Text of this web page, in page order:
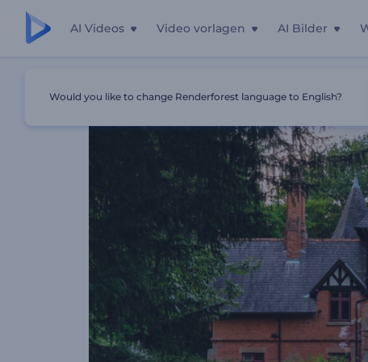
AI Videos Video vorlagen AI Bilder
Would you like to change Renderforest language to English?